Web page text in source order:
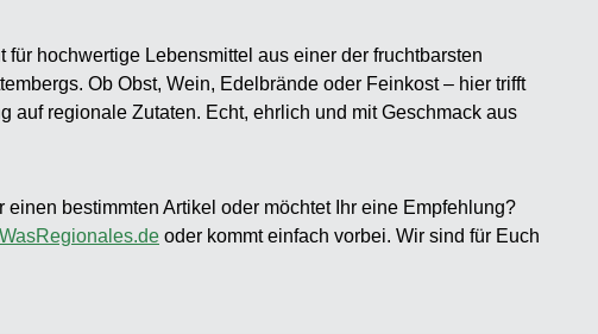
für hochwertige Lebensmittel aus einer der fruchtbarsten
Ob Obst, Wein, Edelbrände oder Feinkost – hier trifft
auf regionale Zutaten. Echt, ehrlich und mit Geschmack aus
einen bestimmten Artikel oder möchtet Ihr eine Empfehlung?
oder kommt einfach vorbei. Wir sind für Euch